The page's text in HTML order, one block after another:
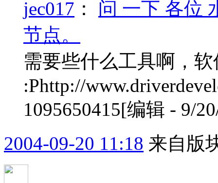
jec017 ： 问 一下 各位
节点。
需要些什么工具啊，
:Phttp://
1095650415[编辑 - 9/
2004-09-20 11:18 来自版